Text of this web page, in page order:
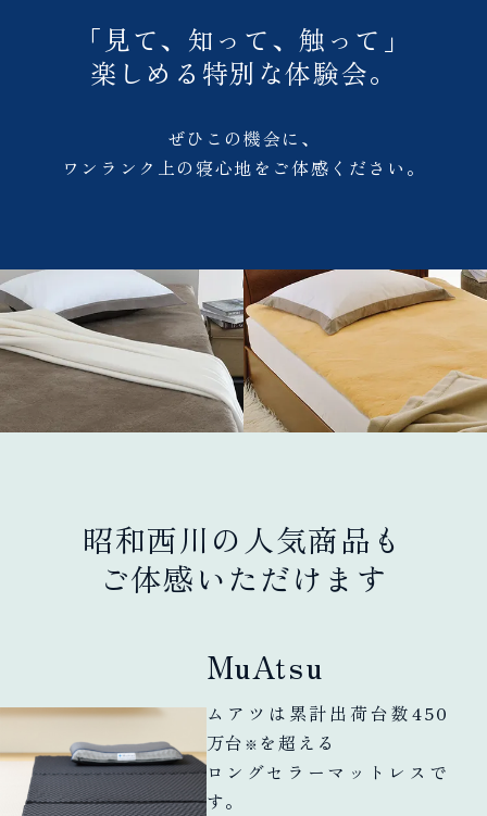
「見て、知って、触って」
楽しめる特別な体験会。
ぜひこの機会に、
ワンランク上の寝心地をご体感ください。
昭和西川の人気商品も
ご体感いただけます
MuAtsu
ムアツは累計出荷台数450
万台 ※ を超える
ロングセラーマットレスで
す。